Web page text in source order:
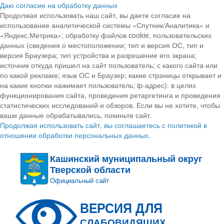
Даю согласие на обработку данных
Продолжая использовать наш сайт, вы даете согласие на
использование аналитической системы «Спутник/Аналитика» и
«Яндекс.Метрика»; обработку файлов cookie, пользовательских
данных (сведения о местоположении; тип и версия ОС, тип и
версия Браузера; тип устройства и разрешение его экрана;
источник откуда пришел на сайт пользователь; с какого сайта или
по какой рекламе; язык ОС и Браузер; какие страницы открывает и
на какие кнопки нажимает пользователь; ip-адрес). в целях
функционирования сайта, проведения ретаргетинга и проведения
статистических исследований и обзоров. Если вы не хотите, чтобы
ваши данные обрабатывались, покиньте сайт.
Продолжая использовать сайт, вы соглашаетесь с политикой в
отношении обработки персональных данных.